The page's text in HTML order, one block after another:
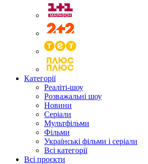
Категорії
Реаліті-шоу
Розважальні шоу
Новини
Серіали
Мультфільми
Фільми
Українські фільми і серіали
Всі категорії
Всі проєкти